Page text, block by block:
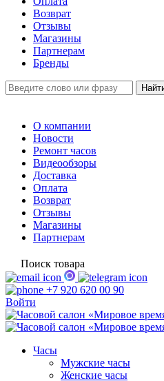
Возврат
Отзывы
Магазины
Партнерам
Бренды
О компании
Новости
Ремонт часов
Видеообзоры
Доставка
Оплата
Возврат
Отзывы
Магазины
Партнерам
Поиск товара
+7 920 620 00 90
Войти
Часы
Мужские часы
Женские часы